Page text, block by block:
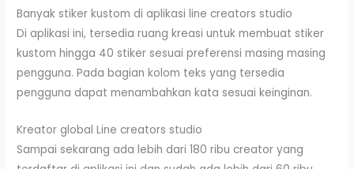
Banyak stiker kustom di aplikasi line creators studio
Di aplikasi ini, tersedia ruang kreasi untuk membuat stiker
kustom hingga 40 stiker sesuai preferensi masing masing
pengguna. Pada bagian kolom teks yang tersedia
pengguna dapat menambahkan kata sesuai keinginan.
Kreator global Line creators studio
Sampai sekarang ada lebih dari 180 ribu creator yang